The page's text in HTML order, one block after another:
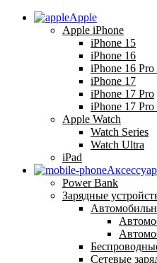
Apple
Apple iPhone
iPhone 15
iPhone 16
iPhone 16
iPhone 17
iPhone 17 Pro
iPhone 17
Apple Watch
Watch Series
Watch Ultra
iPad
Power Bank
Зарядные
Сетевые